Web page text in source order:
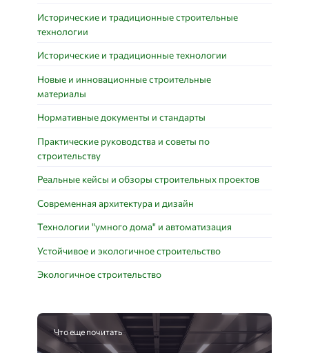
Исторические и традиционные строительные
технологии
Исторические и традиционные технологии
Новые и инновационные строительные
материалы
Нормативные документы и стандарты
Практические руководства и советы по
строительству
Реальные кейсы и обзоры строительных проектов
Современная архитектура и дизайн
Технологии "умного дома" и автоматизация
Устойчивое и экологичное строительство
Экологичное строительство
Что еще почитать